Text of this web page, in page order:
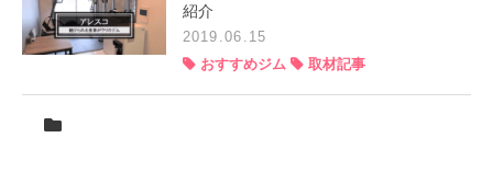
紹介
2019.06.15
おすすめジム
取材記事